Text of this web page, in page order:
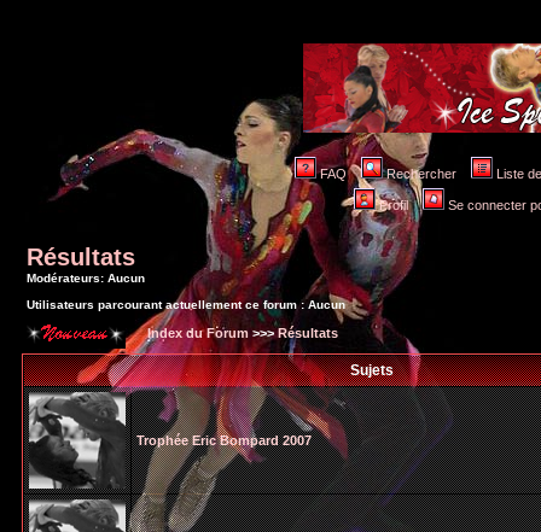
FAQ Rechercher Liste
Profil Se connecter
Résultats
Modérateurs: Aucun
Utilisateurs parcourant actuellement ce forum : Aucun
Index du Forum >>>Résultats
Sujets
Trophée Eric Bompard 2007